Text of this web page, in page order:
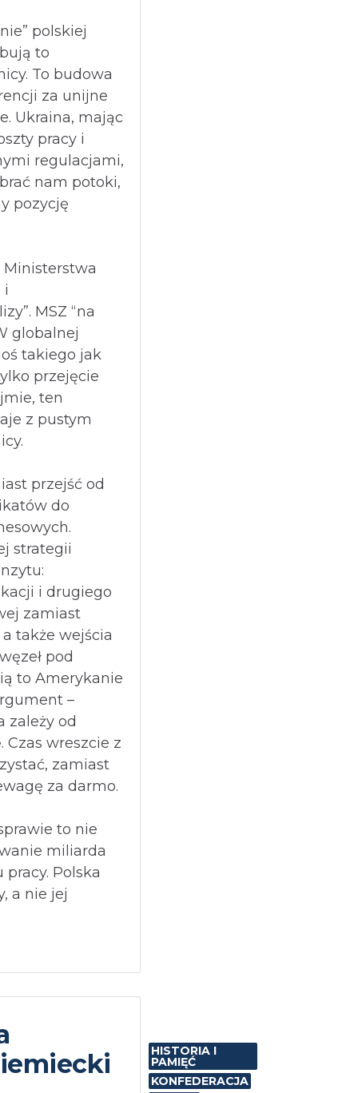
polskiej
to
To budowa
za unijne
Ukraina, mając
pracy i
regulacjami,
nam potoki,
pozycję
Ministerstwa
i
MSZ “na
globalnej
takiego jak
przejęcie
ten
z pustym
przejść od
do
strategii
i drugiego
zamiast
także wejścia
pod
to Amerykanie
–
zależy od
Czas wreszcie z
zamiast
za darmo.
to nie
miliarda
pracy. Polska
a nie jej
HISTORIA I
PAMIĘĆ
KONFEDERACJA